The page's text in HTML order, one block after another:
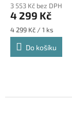
3 553 Kč bez DPH
4 299 Kč
Měrná
cena:
4 299 Kč / 1 ks
Do košíku